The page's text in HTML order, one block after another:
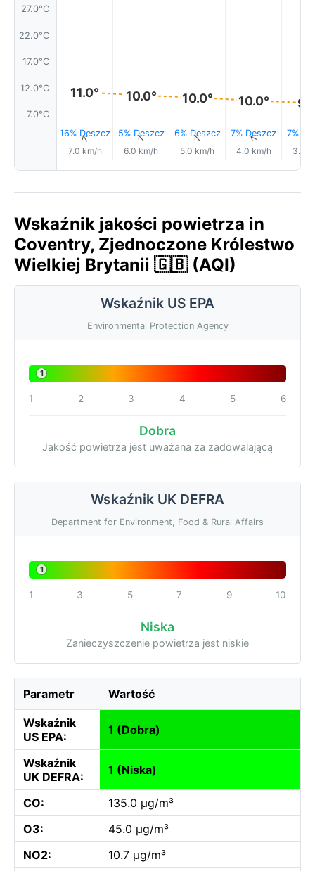
27.0°C
22.0°C
17.0°C
12.0°C
7.0°C
11.0°
16% Deszcz
↑
7.0 km/h
10.0°
5% Deszcz
↑
6.0 km/h
10.0°
6% Deszcz
↑
5.0 km/h
10.0°
7% Deszcz
↑
4.0 km/h
7%
3.0
Wskaźnik jakości powietrza in
Coventry, Zjednoczone Królestwo
Wielkiej Brytanii 🇬🇧 (AQI)
Wskaźnik US EPA
Environmental Protection Agency
1
1 2 3 4 5 6
Dobra
Jakość powietrza jest uważana za zadowalającą
Wskaźnik UK DEFRA
Department for Environment, Food & Rural Affairs
1
1 3 5 7 9 10
Niska
Zanieczyszczenie powietrza jest niskie
Parametr Wartość
Wskaźnik
US EPA:
1 (Dobra)
Wskaźnik
UK DEFRA:
1 (Niska)
CO:
135.0 µg/m³
O3:
45.0 µg/m³
NO2:
10.7 µg/m³